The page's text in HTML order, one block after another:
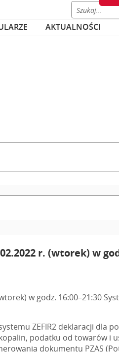
AKTUALNOŚCI
r. (wtorek) w
w godz. 16:00–21:30
ZEFIR2 deklaracji dla
podatku od towarów i
dokumentu PZAS